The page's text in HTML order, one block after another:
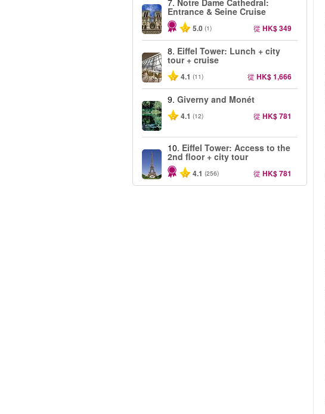
7. Notre Dame Cathedral:
Entrance & Seine Cruise
5.0 (1) 從 HK$ 349
8. Eiffel Tower: Lunch + city
tour + cruise
4.1 (11) 從 HK$ 1,666
9. Giverny and Monét
4.1 (12) 從 HK$ 781
10. Eiffel Tower: Access to the
2nd floor + city tour
4.1 (256) 從 HK$ 781